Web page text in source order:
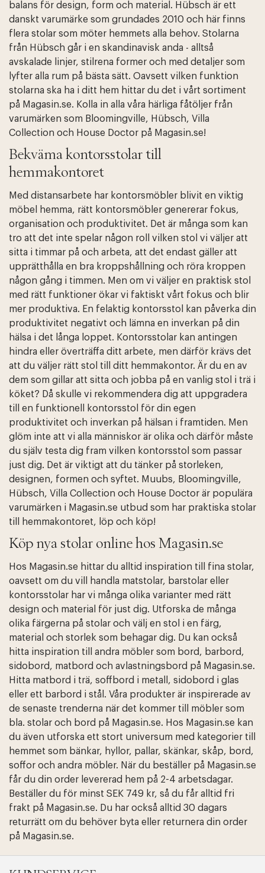
balans för design, form och material. Hübsch är ett
danskt varumärke som grundades 2010 och här finns
flera stolar som möter hemmets alla behov. Stolarna
från Hübsch går i en skandinavisk anda - alltså
avskalade linjer, stilrena former och med detaljer som
lyfter alla rum på bästa sätt. Oavsett vilken funktion
stolarna ska ha i ditt hem hittar du det i vårt sortiment
på Magasin.se. Kolla in alla våra härliga fåtöljer från
varumärken som Bloomingville, Hübsch, Villa
Collection och House Doctor på Magasin.se!
Bekväma kontorsstolar till
hemmakontoret
Med distansarbete har kontorsmöbler blivit en viktig
möbel hemma, rätt kontorsmöbler genererar fokus,
organisation och produktivitet. Det är många som kan
tro att det inte spelar någon roll vilken stol vi väljer att
sitta i timmar på och arbeta, att det endast gäller att
upprätthålla en bra kroppshållning och röra kroppen
någon gång i timmen. Men om vi väljer en praktisk stol
med rätt funktioner ökar vi faktiskt vårt fokus och blir
mer produktiva. En felaktig kontorsstol kan påverka din
produktivitet negativt och lämna en inverkan på din
hälsa i det långa loppet. Kontorsstolar kan antingen
hindra eller överträffa ditt arbete, men därför krävs det
att du väljer rätt stol till ditt hemmakontor. Är du en av
dem som gillar att sitta och jobba på en vanlig stol i trä i
köket? Då skulle vi rekommendera dig att uppgradera
till en funktionell kontorsstol för din egen
produktivitet och inverkan på hälsan i framtiden. Men
glöm inte att vi alla människor är olika och därför måste
du själv testa dig fram vilken kontorsstol som passar
just dig. Det är viktigt att du tänker på storleken,
designen, formen och syftet. Muubs, Bloomingville,
Hübsch, Villa Collection och House Doctor är populära
varumärken i Magasin.se utbud som har praktiska stolar
till hemmakontoret, löp och köp!
Köp nya stolar online hos Magasin.se
Hos Magasin.se hittar du alltid inspiration till fina stolar,
oavsett om du vill handla matstolar, barstolar eller
kontorsstolar har vi många olika varianter med rätt
design och material för just dig. Utforska de många
olika färgerna på stolar och välj en stol i en färg,
material och storlek som behagar dig. Du kan också
hitta inspiration till andra möbler som bord, barbord,
sidobord, matbord och avlastningsbord på Magasin.se.
Hitta matbord i trä, soffbord i metall, sidobord i glas
eller ett barbord i stål. Våra produkter är inspirerade av
de senaste trenderna när det kommer till möbler som
bla. stolar och bord på Magasin.se. Hos Magasin.se kan
du även utforska ett stort universum med kategorier till
hemmet som bänkar, hyllor, pallar, skänkar, skåp, bord,
soffor och andra möbler. När du beställer på Magasin.se
får du din order levererad hem på 2-4 arbetsdagar.
Beställer du för minst SEK 749 kr, så du får alltid fri
frakt på Magasin.se. Du har också alltid 30 dagars
returrätt om du behöver byta eller returnera din order
på Magasin.se.
Edit cookies
Stäng